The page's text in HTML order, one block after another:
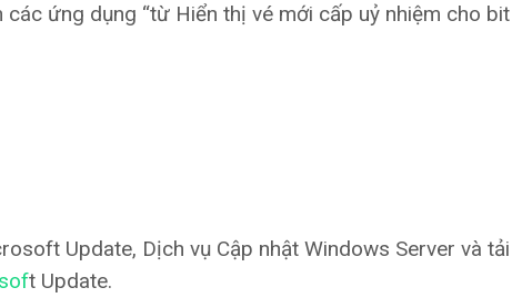
ứng dụng “từ Hiển thị vé mới cấp uỷ nhiệm cho
Update, Dịch vụ Cập nhật Windows Server và tải
t Update.